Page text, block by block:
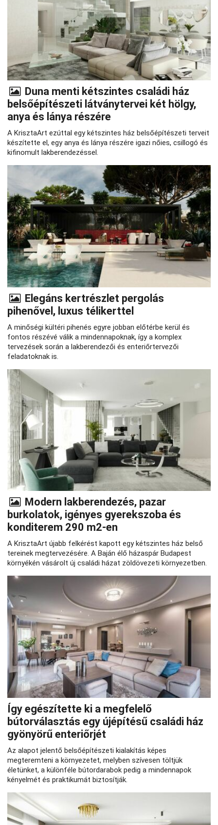
Duna menti kétszintes családi ház
belsőépítészeti látványtervei két hölgy,
anya és lánya részére
A KrisztaArt ezúttal egy kétszintes ház belsőépítészeti terveit
készítette el, egy anya és lánya részére igazi nőies, csillogó és
kifinomult lakberendezéssel.
Elegáns kertrészlet pergolás
pihenővel, luxus télikerttel
A minőségi kültéri pihenés egyre jobban előtérbe kerül és
fontos részévé válik a mindennapoknak, így a komplex
tervezések során a lakberendezői és enteriőrtervezői
feladatoknak is.
Modern lakberendezés, pazar
burkolatok, igényes gyerekszoba és
konditerem 290 m2-en
A KrisztaArt újabb felkérést kapott egy kétszintes ház belső
tereinek megtervezésére. A Baján élő házaspár Budapest
környékén vásárolt új családi házat zöldövezeti környezetben.
Így egészítette ki a megfelelő
bútorválasztás egy újépítésű családi ház
gyönyörű enteriőrjét
Az alapot jelentő belsőépítészeti kialakítás képes
megteremteni a környezetet, melyben szívesen töltjük
életünket, a különféle bútordarabok pedig a mindennapok
kényelmét és praktikumát biztosítják.